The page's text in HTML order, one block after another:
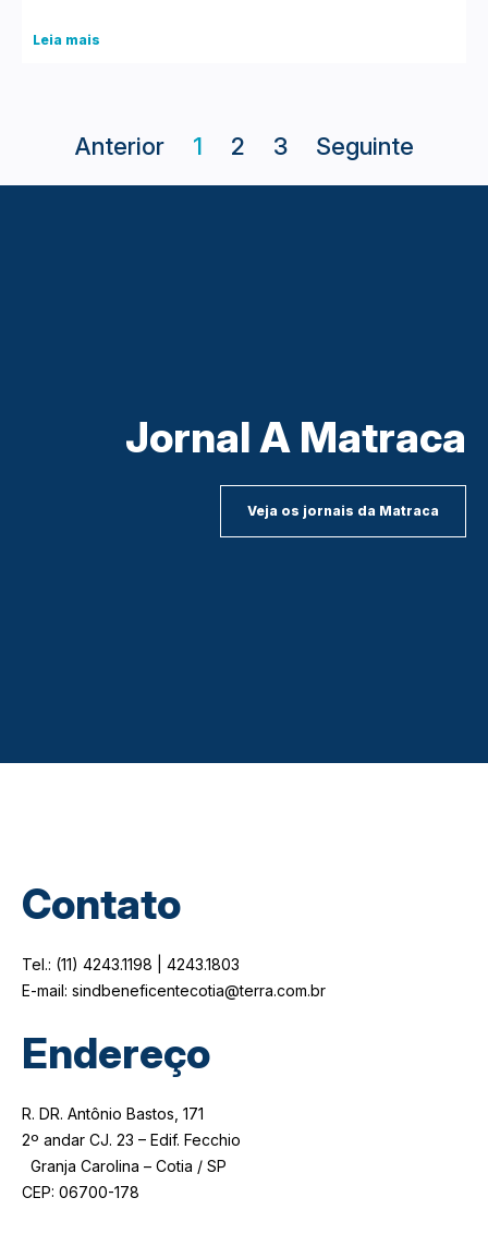
Leia mais
Anterior 1 2 3 Seguinte
Jornal A Matraca
Veja os jornais da Matraca
Contato
Tel.: (11) 4243.1198 | 4243.1803
E-mail: sindbeneficentecotia@terra.com.br
Endereço
R. DR. Antônio Bastos, 171
2º andar CJ. 23 – Edif. Fecchio
Granja Carolina – Cotia / SP
CEP: 06700-178